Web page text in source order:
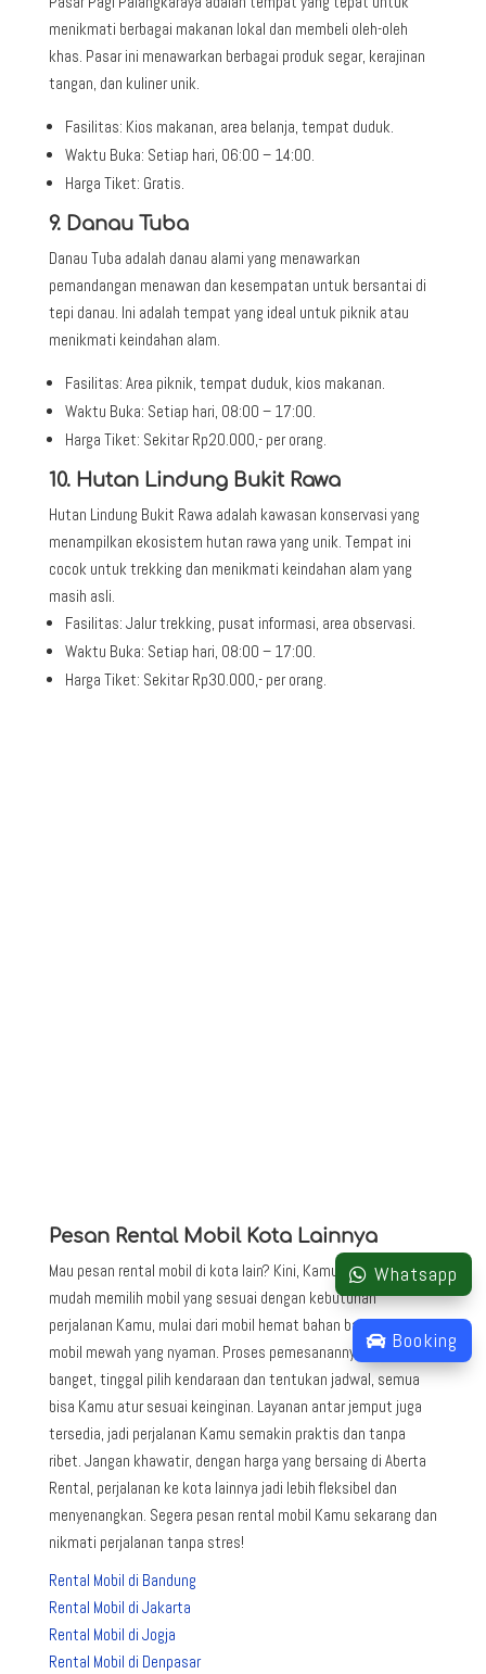
menikmati berbagai makanan lokal dan membeli oleh-oleh
khas. Pasar ini menawarkan berbagai produk segar, kerajinan
tangan, dan kuliner unik.
Fasilitas: Kios makanan, area belanja, tempat duduk.
Waktu Buka: Setiap hari, 06:00 – 14:00.
Harga Tiket: Gratis.
9. Danau Tuba
Danau Tuba adalah danau alami yang menawarkan
pemandangan menawan dan kesempatan untuk bersantai di
tepi danau. Ini adalah tempat yang ideal untuk piknik atau
menikmati keindahan alam.
Fasilitas: Area piknik, tempat duduk, kios makanan.
Waktu Buka: Setiap hari, 08:00 – 17:00.
Harga Tiket: Sekitar Rp20.000,- per orang.
10. Hutan Lindung Bukit Rawa
Hutan Lindung Bukit Rawa adalah kawasan konservasi yang
menampilkan ekosistem hutan rawa yang unik. Tempat ini
cocok untuk trekking dan menikmati keindahan alam yang
masih asli.
Fasilitas: Jalur trekking, pusat informasi, area observasi.
Waktu Buka: Setiap hari, 08:00 – 17:00.
Harga Tiket: Sekitar Rp30.000,- per orang.
Pesan Rental Mobil Kota Lainnya
Mau pesan rental mobil di kota lain? Kini, Kamu bisa dengan
mudah memilih mobil yang sesuai dengan kebutuhan
perjalanan Kamu, mulai dari mobil hemat bahan bakar hingga
mobil mewah yang nyaman. Proses pemesanannya gampang
banget, tinggal pilih kendaraan dan tentukan jadwal, semua
bisa Kamu atur sesuai keinginan. Layanan antar jemput juga
tersedia, jadi perjalanan Kamu semakin praktis dan tanpa
ribet. Jangan khawatir, dengan harga yang bersaing di Aberta
Rental, perjalanan ke kota lainnya jadi lebih fleksibel dan
menyenangkan. Segera pesan rental mobil Kamu sekarang dan
nikmati perjalanan tanpa stres!
Rental Mobil di Bandung
Rental Mobil di Jakarta
Rental Mobil di Jogja
Rental Mobil di Denpasar
Whatsapp
Booking